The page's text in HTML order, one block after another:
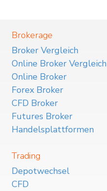
Brokerage
Broker Vergleich
Online Broker Vergleich
Online Broker
Forex Broker
CFD Broker
Futures Broker
Handelsplattformen
Trading
Depotwechsel
CFD